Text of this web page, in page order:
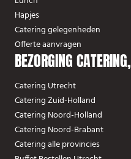
Hapjes
Catering gelegenheden
Offerte aanvragen
BEZORGING
Catering Utrecht
Catering Zuid-Holland
Catering Noord-Holland
Catering Noord-Brabant
Catering alle provincies